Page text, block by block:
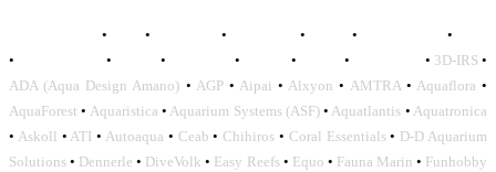
• • • • • •
•
• • • • • • 3D-IRS •
ADA (Aqua Design Amano) • AGP• Aipai • Alxyon • AMTRA• Aquaflora •
AquaForest • Aquaristica • Aquarium Systems (ASF)• Aquatlantis • Aquatronica
• Askoll • ATI • Autoaqua • Ceab • Chihiros • Coral Essentials• D-D Aquarium
Solutions • Dennerle • DiveVolk • Easy Reefs• Equo • Fauna Marin • Funhobby